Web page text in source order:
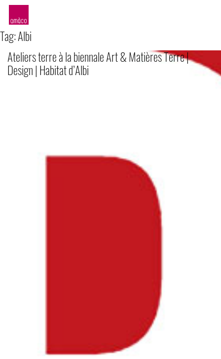
Tag:Albi
Ateliers terre à la biennale Art & Matières Terre |
Design | Habitat d’Albi